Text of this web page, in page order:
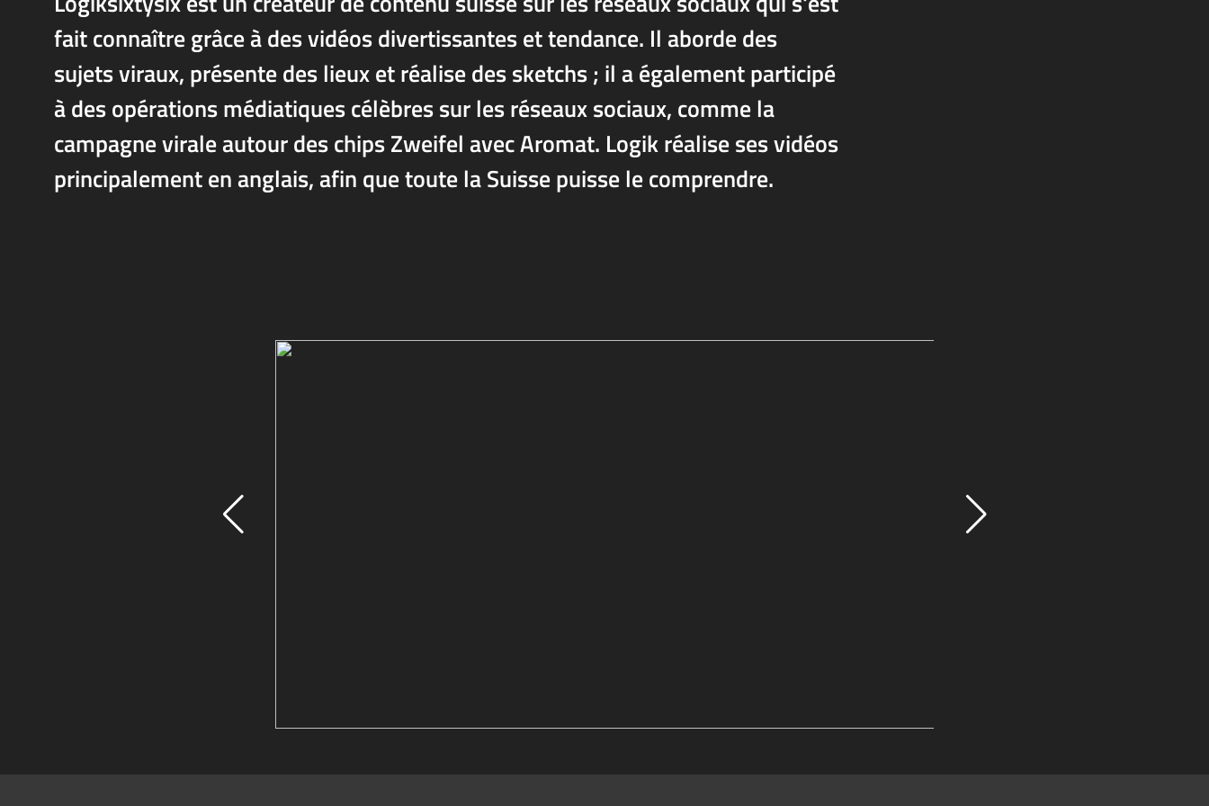
fait connaître grâce à des vidéos divertissantes et tendance. Il aborde des
sujets viraux, présente des lieux et réalise des sketchs ; il a également participé
à des opérations médiatiques célèbres sur les réseaux sociaux, comme la
campagne virale autour des chips Zweifel avec Aromat. Logik réalise ses vidéos
principalement en anglais, afin que toute la Suisse puisse le comprendre.